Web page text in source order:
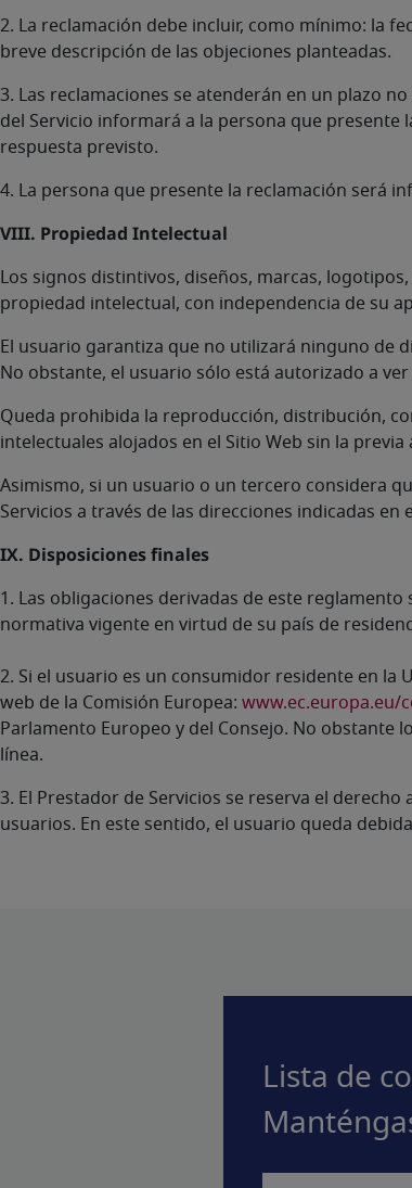
2. La reclamación debe incluir, como mínimo: la
breve descripción de las objeciones planteadas.
3. Las reclamaciones se atenderán en un plazo
del Servicio informará a la persona que presente
respuesta previsto.
4. La persona que presente la reclamación será
VIII. Propiedad Intelectual
Los signos distintivos, diseños, marcas,
propiedad intelectual, con independencia de su
El usuario garantiza que no utilizará ninguno de
No obstante, el usuario sólo está autorizado a
Queda prohibida la reproducción, distribución,
intelectuales alojados en el Sitio Web sin la
Asimismo, si un usuario o un tercero considera
Servicios a través de las direcciones indicadas
IX. Disposiciones finales
1. Las obligaciones derivadas de este
normativa vigente en virtud de su país de
2. Si el usuario es un consumidor residente en la
web de la Comisión Europea: www.ec.europa.eu/
Parlamento Europeo y del Consejo. No obstante
línea.
3. El Prestador de Servicios se reserva el
usuarios. En este sentido, el usuario queda
Lista de